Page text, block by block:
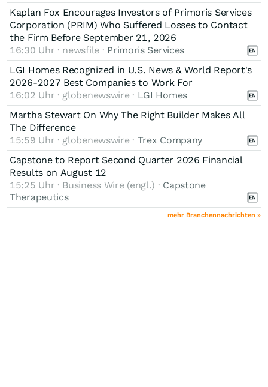
Caterpillar: KGV 27,54
https://www.onvista.de/aktien/Caterpillar-Aktie-
US1491231015
Kaplan Fox Encourages Investors of Primoris Services
Corporation (PRIM) Who Suffered Losses to Contact
the Firm Before September 21, 2026
16:30 Uhr · newsfile · Primoris Services
LGI Homes Recognized in U.S. News & World Report's
2026-2027 Best Companies to Work For
16:02 Uhr · globenewswire · LGI Homes
Martha Stewart On Why The Right Builder Makes All
The Difference
15:59 Uhr · globenewswire · Trex Company
Capstone to Report Second Quarter 2026 Financial
Results on August 12
15:25 Uhr · Business Wire (engl.) · Capstone
Therapeutics
mehr Branchennachrichten »